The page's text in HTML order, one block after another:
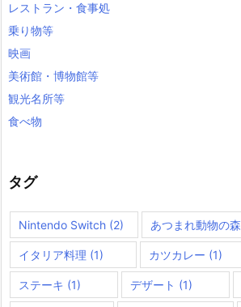
レストラン・食事処
乗り物等
映画
美術館・博物館等
観光名所等
食べ物
タグ
Nintendo Switch (2) あつまれ動物の森
イタリア料理 (1) カツカレー (1)
ステーキ (1) デザート (1)